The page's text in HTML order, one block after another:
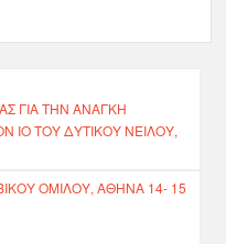
ΓΙΑ ΤΗΝ ΑΝΆΓΚΗ
ΙΌ ΤΟΥ ΔΥΤΙΚΟΎ ΝΕΊΛΟΥ,
ΟΜΊΛΟΥ, ΑΘΉΝΑ 14- 15